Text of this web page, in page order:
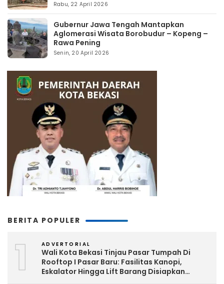
Rabu, 22 April 2026
Gubernur Jawa Tengah Mantapkan
Aglomerasi Wisata Borobudur – Kopeng –
Rawa Pening
Senin, 20 April 2026
BERITA POPULER
1 ADVERTORIAL
Wali Kota Bekasi Tinjau Pasar Tumpah Di
Rooftop I Pasar Baru: Fasilitas Kanopi,
Eskalator Hingga Lift Barang Disiapkan